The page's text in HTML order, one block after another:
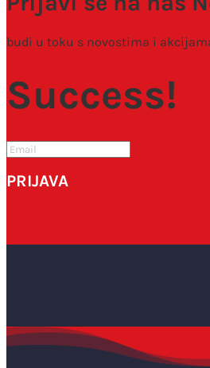
budi u toku s novostima i
Success!
PRIJAVA